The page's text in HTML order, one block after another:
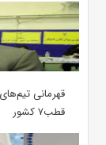
قهرمانی
قطب۷ کشور